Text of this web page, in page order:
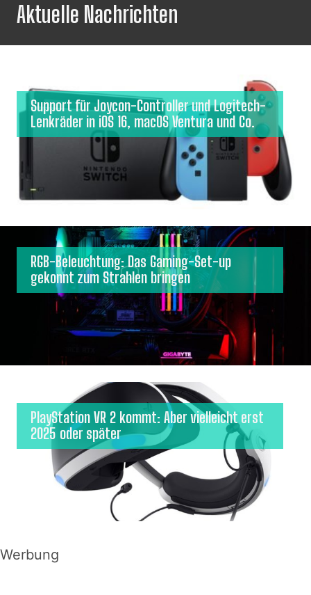
Aktuelle Nachrichten
Support für Joycon-Controller und Logitech-
Lenkräder in iOS 16, macOS Ventura und Co.
RGB-Beleuchtung: Das Gaming-Set-up
gekonnt zum Strahlen bringen
PlayStation VR 2 kommt: Aber vielleicht erst
2025 oder später
Werbung